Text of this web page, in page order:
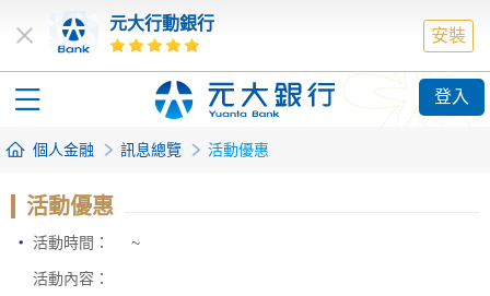
元大行動銀行
安裝
登入
個人金融 訊息總覽 活動優惠
活動優惠
活動時間： ~
活動內容：